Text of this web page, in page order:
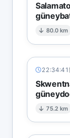
80.0 km
22:34:41
75.2 km